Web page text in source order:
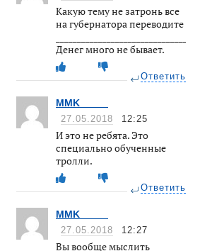
Какую тему не затронь все
на губернатора переводите
Денег много не бывает.
Ответить
MMK_____
27.05.2018 12:25
И это не ребята. Это
специально обученные
тролли.
Ответить
MMK_____
27.05.2018 12:27
Вы вообще мыслить